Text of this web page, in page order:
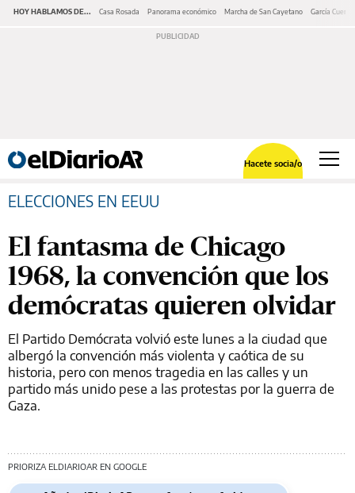
HOY HABLAMOS DE... Casa Rosada Panorama económico Marcha de San Cayetano García Cuerva
Hacete socia/o
ELECCIONES EN EEUU
El fantasma de Chicago
1968, la convención que los
demócratas quieren olvidar
El Partido Demócrata volvió este lunes a la ciudad que
albergó la convención más violenta y caótica de su
historia, pero con menos tragedia en las calles y un
partido más unido pese a las protestas por la guerra de
Gaza.
PRIORIZA ELDIARIOAR EN GOOGLE